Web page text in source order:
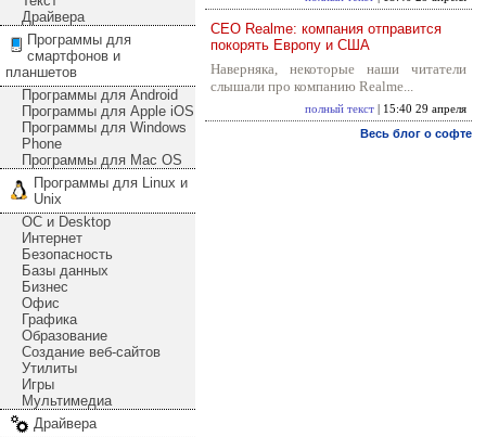
Драйвера
Программы для
смартфонов и
планшетов
Программы для Android
Программы для Apple iOS
Программы для Windows
Phone
Программы для Mac OS
Программы для Linux и
Unix
ОС и Desktop
Интернет
Безопасность
Базы данных
Бизнес
Офис
Графика
Образование
Создание веб-сайтов
Утилиты
Игры
Мультимедиа
Драйвера
CEO Realme: компания отправится
покорять Европу и США
Наверняка, некоторые наши читатели
слышали про компанию Realme...
полный текст | 15:40 29 апреля
Весь блог о софте